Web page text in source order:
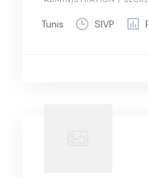
Tunis SIVP